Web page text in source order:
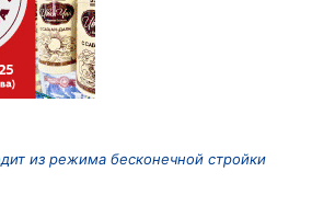
из режима бесконечной стройки